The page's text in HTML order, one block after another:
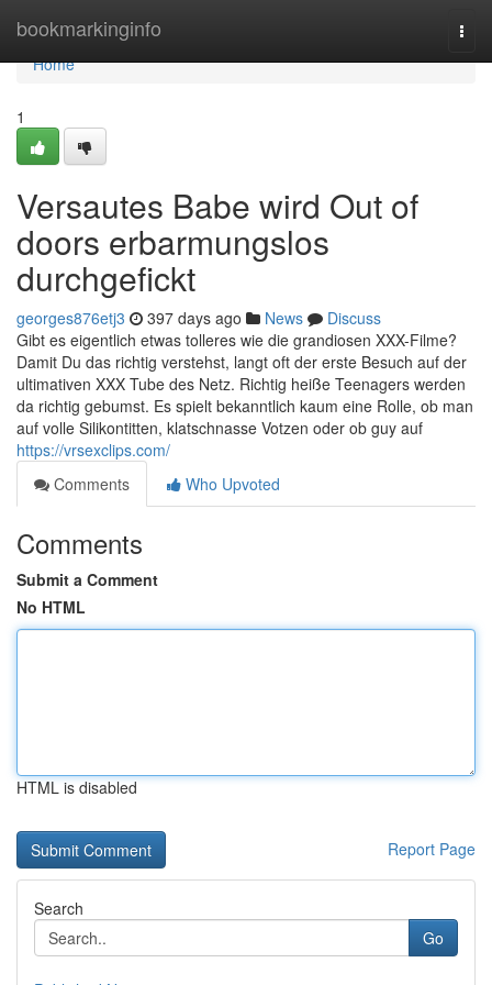
bookmarkinginfo
Home
Home
1
Versautes Babe wird Out of
doors erbarmungslos
durchgefickt
georges876etj3 397 days ago News
Discuss
Gibt es eigentlich etwas tolleres wie die grandiosen XXX-Filme?
Damit Du das richtig verstehst, langt oft der erste Besuch auf der
ultimativen XXX Tube des Netz. Richtig heiße Teenagers werden
da richtig gebumst. Es spielt bekanntlich kaum eine Rolle, ob man
auf volle Silikontitten, klatschnasse Votzen oder ob guy auf
https://vrsexclips.com/
Comments
Who Upvoted
Comments
Submit a Comment
No HTML
HTML is disabled
Report Page
Search
Go